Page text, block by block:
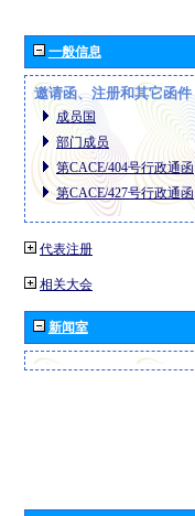
一般信息
邀请函、注册和其它函件
成员国
部门成员
第CACE/404号行政通函
第CACE/427号行政通函
代表注册
相关大会
新闻室